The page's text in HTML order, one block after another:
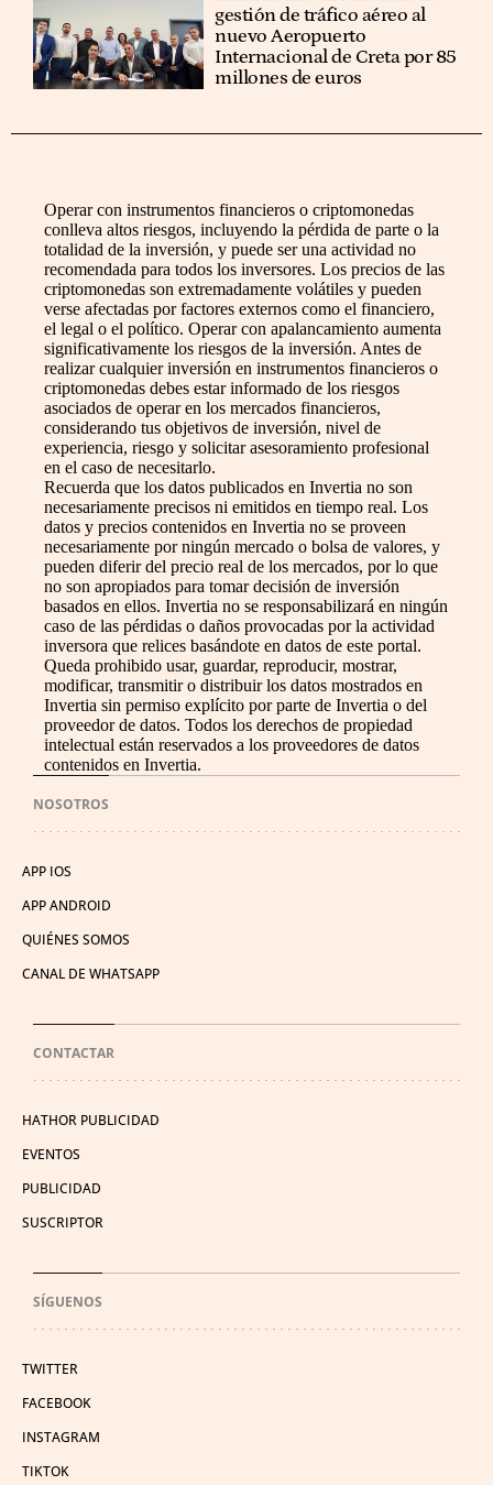
gestión de tráfico aéreo al
nuevo Aeropuerto
Internacional de Creta por 85
millones de euros
Operar con instrumentos financieros o criptomonedas
conlleva altos riesgos, incluyendo la pérdida de parte o la
totalidad de la inversión, y puede ser una actividad no
recomendada para todos los inversores. Los precios de las
criptomonedas son extremadamente volátiles y pueden
verse afectadas por factores externos como el financiero,
el legal o el político. Operar con apalancamiento aumenta
significativamente los riesgos de la inversión. Antes de
realizar cualquier inversión en instrumentos financieros o
criptomonedas debes estar informado de los riesgos
asociados de operar en los mercados financieros,
considerando tus objetivos de inversión, nivel de
experiencia, riesgo y solicitar asesoramiento profesional
en el caso de necesitarlo.
Recuerda que los datos publicados en Invertia no son
necesariamente precisos ni emitidos en tiempo real. Los
datos y precios contenidos en Invertia no se proveen
necesariamente por ningún mercado o bolsa de valores, y
pueden diferir del precio real de los mercados, por lo que
no son apropiados para tomar decisión de inversión
basados en ellos. Invertia no se responsabilizará en ningún
caso de las pérdidas o daños provocadas por la actividad
inversora que relices basándote en datos de este portal.
Queda prohibido usar, guardar, reproducir, mostrar,
modificar, transmitir o distribuir los datos mostrados en
Invertia sin permiso explícito por parte de Invertia o del
proveedor de datos. Todos los derechos de propiedad
intelectual están reservados a los proveedores de datos
contenidos en Invertia.
NOSOTROS
APP IOS
APP ANDROID
QUIÉNES SOMOS
CANAL DE WHATSAPP
CONTACTAR
HATHOR PUBLICIDAD
EVENTOS
PUBLICIDAD
SUSCRIPTOR
SÍGUENOS
TWITTER
FACEBOOK
INSTAGRAM
TIKTOK